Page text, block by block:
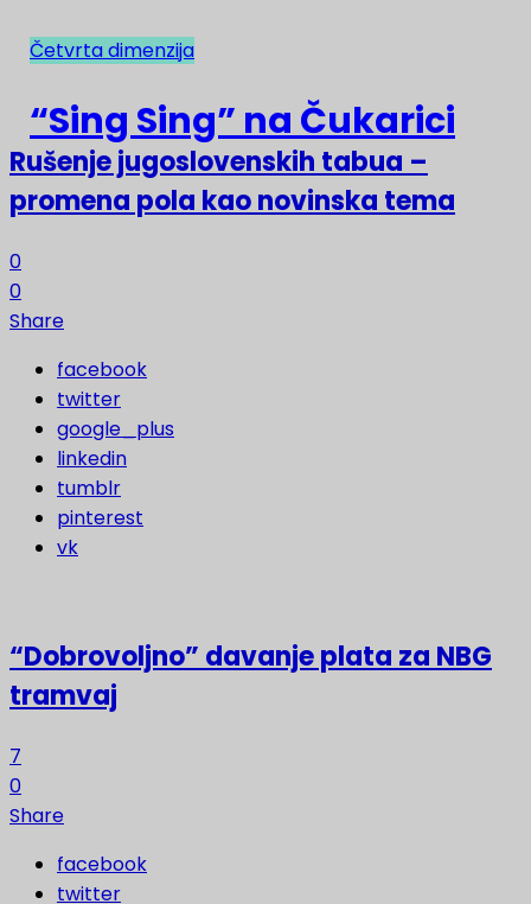
NAJNOVIJE
Rušenje jugoslovenskih tabua –
promena pola kao novinska tema
0
0
Share
facebook
twitter
google_plus
linkedin
tumblr
pinterest
vk
“Dobrovoljno” davanje plata za NBG
tramvaj
7
0
Share
facebook
twitter
Četvrta dimenzija
“Sing Sing” na Čukarici